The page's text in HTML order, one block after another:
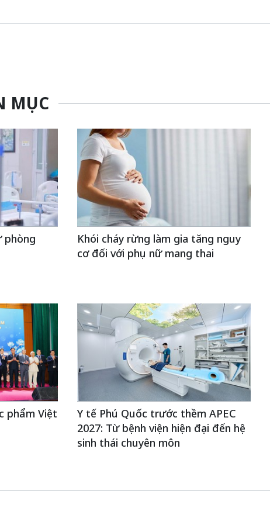
MỤC
phòng
Khói cháy rừng làm gia tăng nguy
cơ đối với phụ nữ mang thai
phẩm Việt
Y tế Phú Quốc trước thềm APEC
2027: Từ bệnh viện hiện đại đến hệ
sinh thái chuyên môn